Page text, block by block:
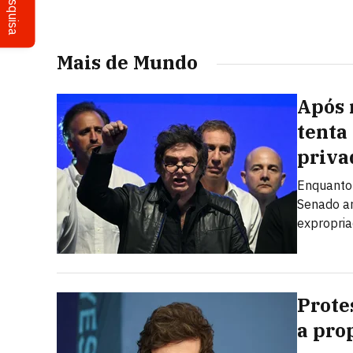
Mais de Mundo
Após
tenta
Senado
a